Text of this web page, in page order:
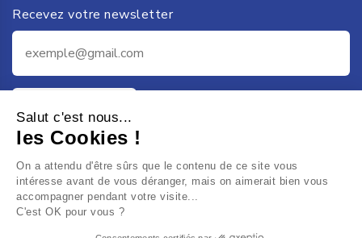
Salut c'est nous...
les Cookies !
On a attendu d'être sûrs que le contenu de ce site vous
intéresse avant de vous déranger, mais on aimerait bien vous
accompagner pendant votre visite...
C'est OK pour vous ?
Recevez votre newsletter
Je m'inscris